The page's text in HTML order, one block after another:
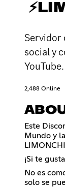
Servidor
social y
YouTube.
2,488 Online
Este
Mundo y
¡Si te
No es
solo se